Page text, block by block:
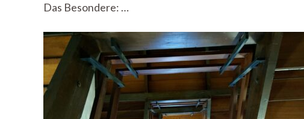
Das Besondere: …